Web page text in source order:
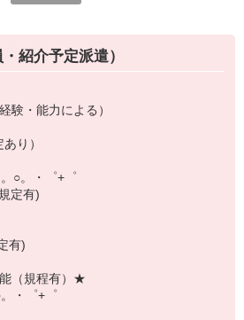
、コールセンター、受付
分け・加工・組立・検査
・ネイリスト・エステ
・個別指導塾・人材紹介
ニング・官公庁案件
ンタン面接OK！
ード対応。
業務
ー)・KDDI/softbank(ソフトバンク)など
天モバイル、UQなど格安スマホまで幅
紹介予定派遣）
験・能力による）
り）
○。・゜+゜
定有)
有)
（規程有）★
・゜+゜